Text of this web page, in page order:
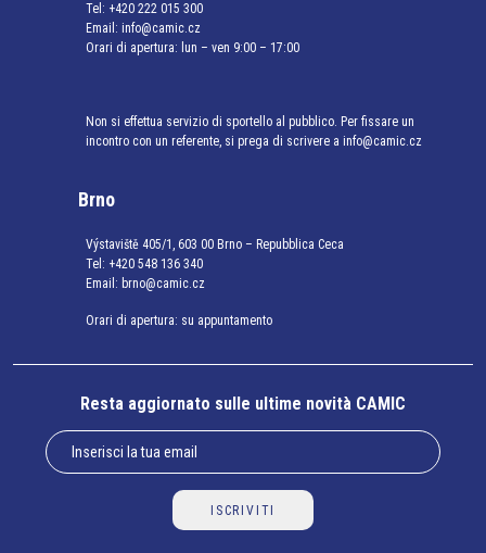
Tel: +420 222 015 300
Email: info@camic.cz
Orari di apertura: lun – ven 9:00 – 17:00
Non si effettua servizio di sportello al pubblico. Per fissare un
incontro con un referente, si prega di scrivere a info@camic.cz
Brno
Výstaviště 405/1, 603 00 Brno – Repubblica Ceca
Tel: +420 548 136 340
Email: brno@camic.cz
Orari di apertura: su appuntamento
Resta aggiornato sulle ultime novità CAMIC
ISCRIVITI